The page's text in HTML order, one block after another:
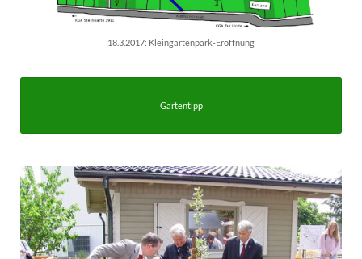
18.3.2017: Kleingartenpark-Eröffnung
Gartentipp